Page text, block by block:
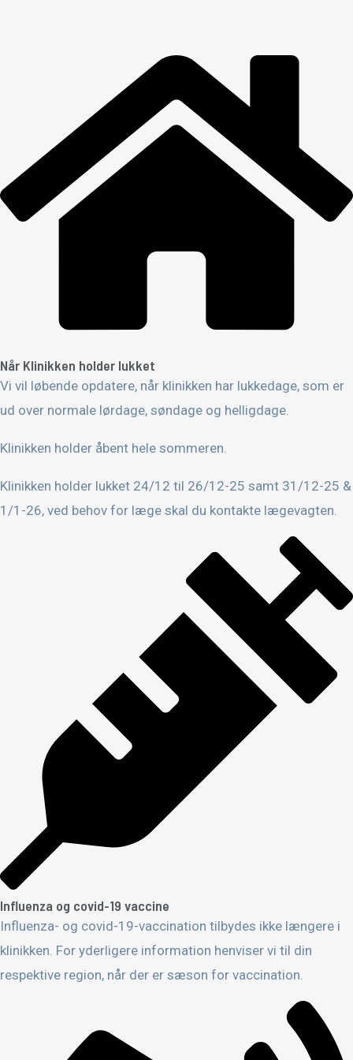
Når Klinikken holder lukket
Vi vil løbende opdatere, når klinikken har lukkedage, som er
ud over normale lørdage, søndage og helligdage.
Klinikken holder åbent hele sommeren.
Klinikken holder lukket 24/12 til 26/12-25 samt 31/12-25 &
1/1-26, ved behov for læge skal du kontakte lægevagten.
Influenza og covid-19 vaccine
Influenza- og covid-19-vaccination tilbydes ikke længere i
klinikken. For yderligere information henviser vi til din
respektive region, når der er sæson for vaccination.